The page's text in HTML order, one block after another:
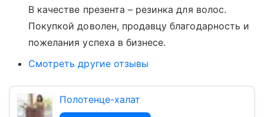
В качестве презента – резинка для волос.
Покупкой доволен, продавцу благодарность и
пожелания успеха в бизнесе.
Смотреть другие отзывы
Полотенце-халат